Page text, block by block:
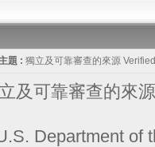
題 : 獨立及可靠審查的來源
及可靠審查的來
Department of